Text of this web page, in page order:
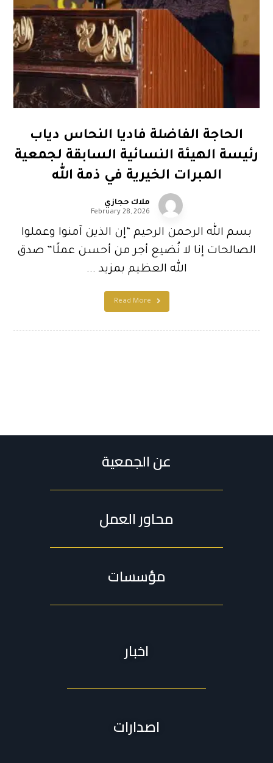
الحاجة الفاضلة فاديا النحاس دياب
رئيسة الهيئة النسائية السابقة لجمعية
المبرات الخيرية في ذمة الله
ملاك حجازي
February 28, 2026
بسم الله الرحمن الرحيم “إن الذين آمنوا وعملوا
الصالحات إنا لا نُضيع أجر من أحسن عملًا” صدق
الله العظيم بمزيد ...
Read More
عن الجمعية
محاور العمل
مؤسسات
اخبار
اصدارات